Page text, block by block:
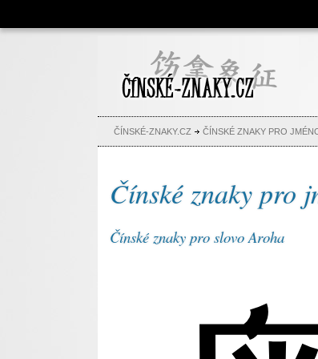
Čínské znaky, česko-čínský
slovník, abeceda, jména,
tetování
ČÍNSKÉ-ZNAKY.CZ ČÍNSKÉ ZNAKY PRO
Čínské znaky pro
Čínské znaky pro slovo Aroha